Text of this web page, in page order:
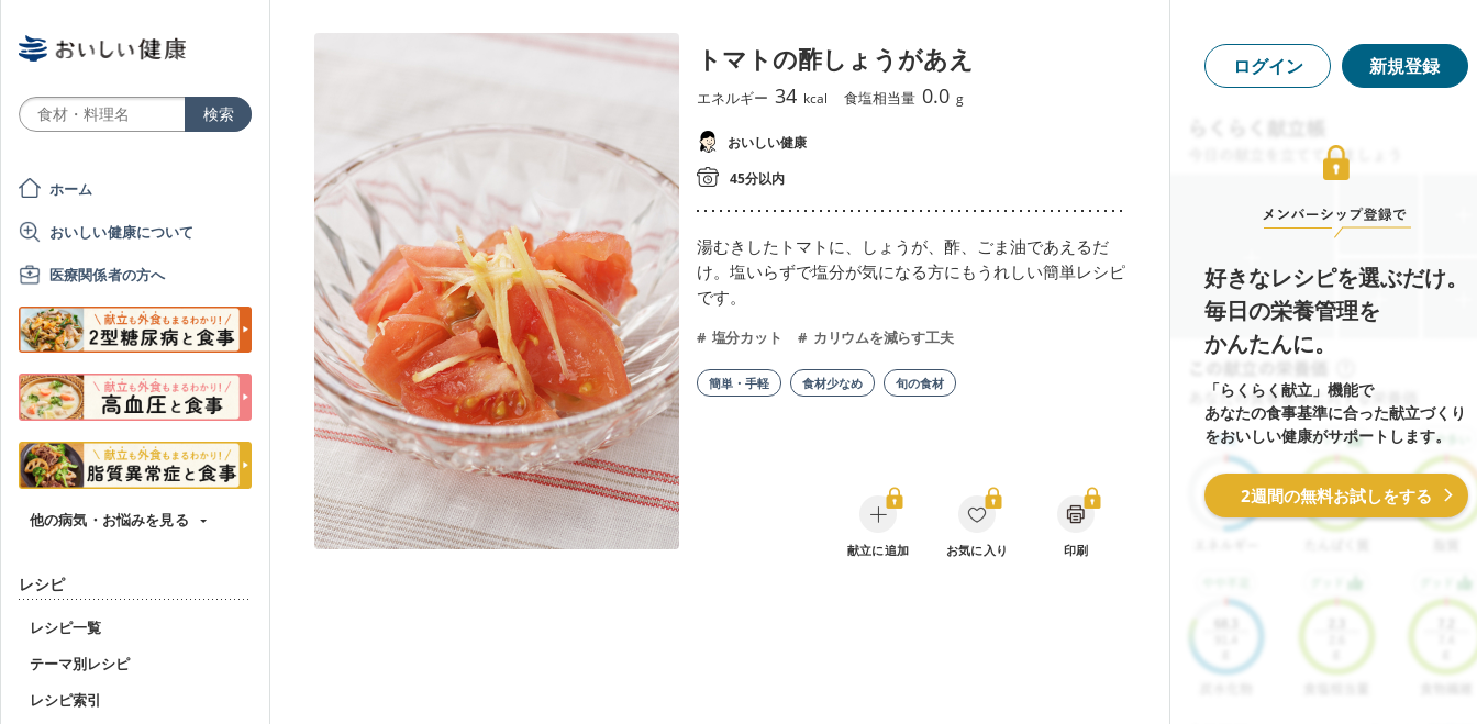
ホーム
おいしい健康について
医療関係者の方へ
他の病気・お悩みを見る
レシピ
レシピ一覧
テーマ別レシピ
レシピ索引
トマトの酢しょうがあえ
エネルギー 34 kcal 食塩相当量 0.0 g
おいしい健康
45分以内
湯むきしたトマトに、しょうが、酢、ごま油であえるだ
け。塩いらずで塩分が気になる方にもうれしい簡単レシピ
です。
塩分カット カリウムを減らす工夫
簡単・手軽 食材少なめ 旬の食材
献立に追加 お気に入り 印刷
ログイン 新規登録
好きなレシピを選ぶだけ。
毎日の栄養管理を
かんたんに。
「らくらく献立」機能で
あなたの食事基準に合った献立づくり
をおいしい健康がサポートします。
2週間の無料お試しをする